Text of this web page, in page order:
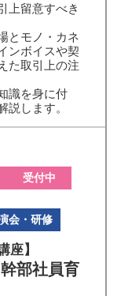
上留意すべき
とモノ・カネ
ンボイスや契
た取引上の注
識を身に付
説します。
受付中
会・研修
座】
部社員育